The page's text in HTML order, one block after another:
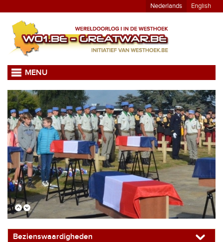
Nederlands English
MENU
Bezienswaardigheden